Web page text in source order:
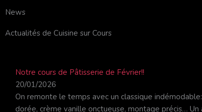
News
Actualités de Cuisine sur Cours
Notre cours de Pâtisserie de Février!!
20/01/2026
On remonte le temps avec un classique
dorée, crème vanille onctueuse, montage précis…